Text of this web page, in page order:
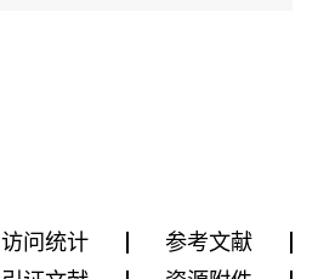
访问统计
参考文献